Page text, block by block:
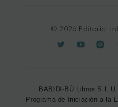
© 2026 Editorial
BABIDI-BÚ Libros
Programa de Iniciación a la